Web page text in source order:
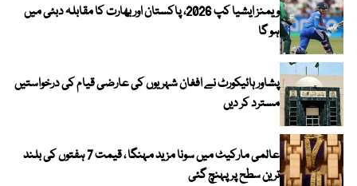
ویمنز ایشیا کپ 2026، پاکستان اور بھارت کا مقابلہ دبئی میں
ہو گا
پشاور ہائیکورٹ نے افغان شہریوں کی عارضی قیام کی درخواستیں
مسترد کر دیں
عالمی مارکیٹ میں سونا مزید مہنگا ، قیمت 7 ہفتوں کی بلند
ترین سطح پر پہنچ گئی